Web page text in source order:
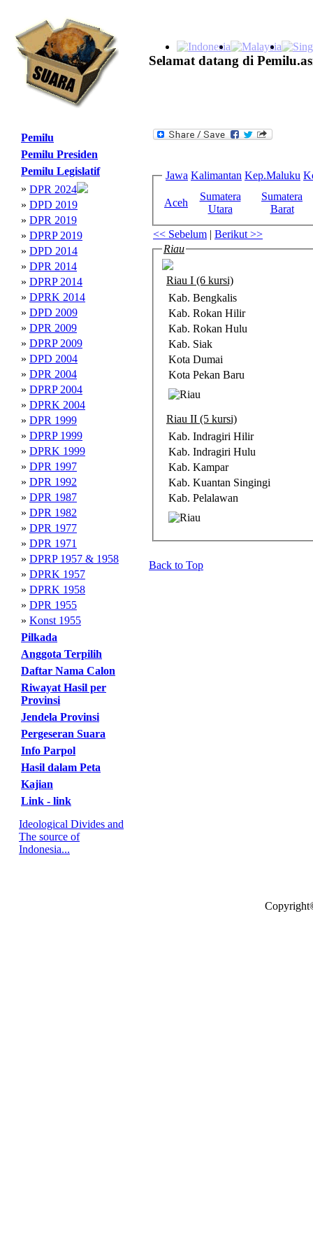
Selamat datang di
Pemilu
Pemilu Presiden
Pemilu Legislatif
» DPR 2024
» DPD 2019
» DPR 2019
» DPRP 2019
» DPD 2014
» DPR 2014
» DPRP 2014
» DPRK 2014
» DPD 2009
» DPR 2009
» DPRP 2009
» DPD 2004
» DPR 2004
» DPRP 2004
» DPRK 2004
» DPR 1999
» DPRP 1999
» DPRK 1999
» DPR 1997
» DPR 1992
» DPR 1987
» DPR 1982
» DPR 1977
» DPR 1971
» DPRP 1957 & 1958
» DPRK 1957
» DPRK 1958
» DPR 1955
» Konst 1955
Pilkada
Anggota Terpilih
Daftar Nama Calon
Riwayat Hasil per
Provinsi
Jendela Provinsi
Pergeseran Suara
Info Parpol
Hasil dalam Peta
Kajian
Link - link
Ideological Divides and
The source of
Indonesia...
Jawa Kalimantan Kep.Maluku
Aceh
Sumatera
Utara
Sumatera
Barat
<< Sebelum | Berikut >>
Riau
Riau I (6 kursi)
Kab. Bengkalis
Kab. Rokan Hilir
Kab. Rokan Hulu
Kab. Siak
Kota Dumai
Kota Pekan Baru
Riau II (5 kursi)
Kab. Indragiri Hilir
Kab. Indragiri Hulu
Kab. Kampar
Kab. Kuantan Singingi
Kab. Pelalawan
Back to Top